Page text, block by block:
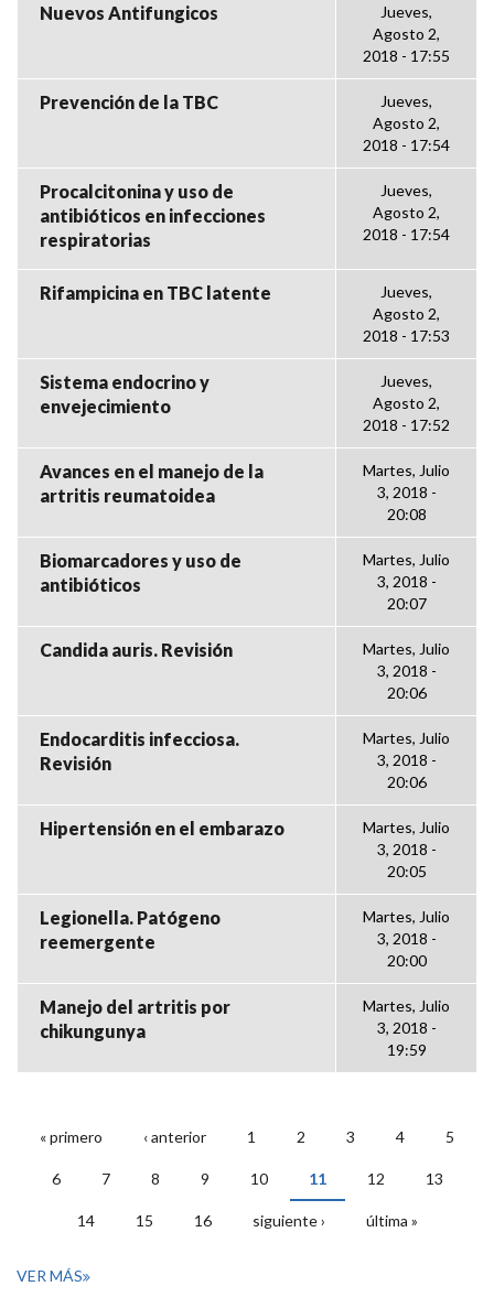
Nuevos Antifungicos
Jueves,
Agosto 2,
2018 - 17:55
Prevención de la TBC
Jueves,
Agosto 2,
2018 - 17:54
Procalcitonina y uso de
antibióticos en infecciones
respiratorias
Jueves,
Agosto 2,
2018 - 17:54
Rifampicina en TBC latente
Jueves,
Agosto 2,
2018 - 17:53
Sistema endocrino y
envejecimiento
Jueves,
Agosto 2,
2018 - 17:52
Avances en el manejo de la
artritis reumatoidea
Martes, Julio
3, 2018 -
20:08
Biomarcadores y uso de
antibióticos
Martes, Julio
3, 2018 -
20:07
Candida auris. Revisión
Martes, Julio
3, 2018 -
20:06
Endocarditis infecciosa.
Revisión
Martes, Julio
3, 2018 -
20:06
Hipertensión en el embarazo
Martes, Julio
3, 2018 -
20:05
Legionella. Patógeno
reemergente
Martes, Julio
3, 2018 -
20:00
Manejo del artritis por
chikungunya
Martes, Julio
3, 2018 -
19:59
PÁGINAS
« primero ‹ anterior 1 2 3 4 5
6 7 8 9 10 11 12 13
14 15 16 siguiente › última »
VER MÁS